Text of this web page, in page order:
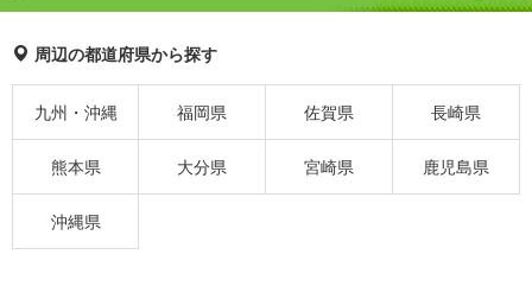
周辺の都道府県から探す
九州・沖縄 福岡県 佐賀県 長崎県
熊本県 大分県 宮崎県 鹿児島県
沖縄県